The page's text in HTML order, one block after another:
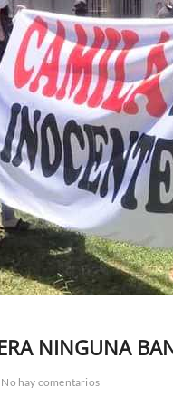
NINGUNA
No hay comentarios